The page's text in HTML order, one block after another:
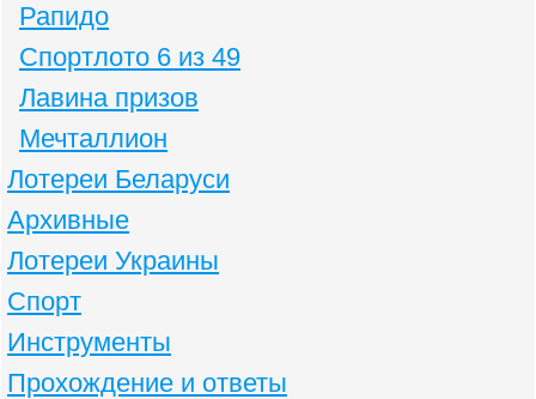
Рапидо
Спортлото 6 из 49
Лавина призов
Мечталлион
Лотереи Беларуси
Архивные
Лотереи Украины
Спорт
Инструменты
Прохождение и ответы